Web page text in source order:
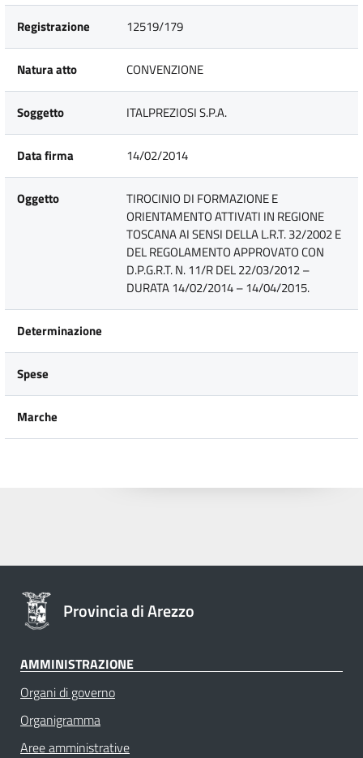
Registrazione 12519/179
Natura atto CONVENZIONE
Soggetto ITALPREZIOSI S.P.A.
Data firma 14/02/2014
Oggetto
TIROCINIO DI FORMAZIONE E
ORIENTAMENTO ATTIVATI IN REGIONE
TOSCANA AI SENSI DELLA L.R.T. 32/2002 E
DEL REGOLAMENTO APPROVATO CON
D.P.G.R.T. N. 11/R DEL 22/03/2012 –
DURATA 14/02/2014 – 14/04/2015.
Determinazione
Spese
Marche
Provincia di Arezzo
AMMINISTRAZIONE
Organi di governo
Organigramma
Aree amministrative